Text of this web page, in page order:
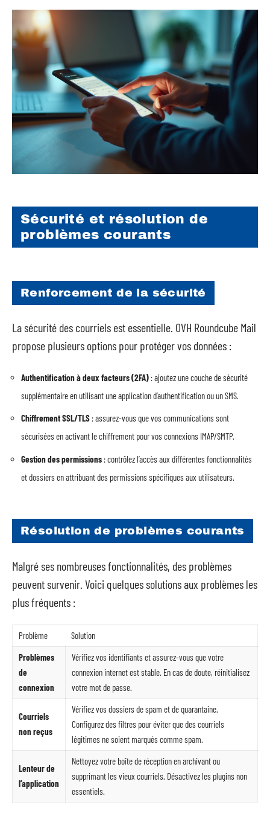
Sécurité et résolution de
problèmes courants
Renforcement de la sécurité
La sécurité des courriels est essentielle. OVH Roundcube Mail
propose plusieurs options pour protéger vos données :
Authentification à deux facteurs (2FA) : ajoutez une couche de sécurité
supplémentaire en utilisant une application d’authentification ou un SMS.
Chiffrement SSL/TLS : assurez-vous que vos communications sont
sécurisées en activant le chiffrement pour vos connexions IMAP/SMTP.
Gestion des permissions : contrôlez l’accès aux différentes fonctionnalités
et dossiers en attribuant des permissions spécifiques aux utilisateurs.
Résolution de problèmes courants
Malgré ses nombreuses fonctionnalités, des problèmes
peuvent survenir. Voici quelques solutions aux problèmes les
plus fréquents :
Problème
Solution
Problèmes
de
connexion
Vérifiez vos identifiants et assurez-vous que votre
connexion internet est stable. En cas de doute, réinitialisez
votre mot de passe.
Courriels
non reçus
Vérifiez vos dossiers de spam et de quarantaine.
Configurez des filtres pour éviter que des courriels
légitimes ne soient marqués comme spam.
Lenteur de
l’application
Nettoyez votre boîte de réception en archivant ou
supprimant les vieux courriels. Désactivez les plugins non
essentiels.